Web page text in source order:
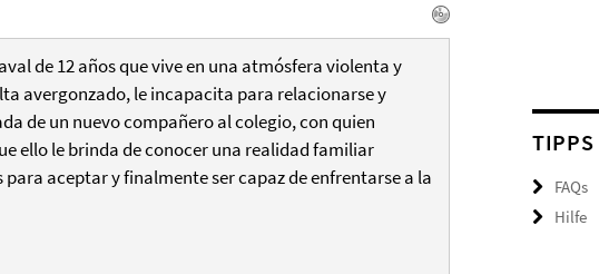
de 12 años que vive en una atmósfera violenta y
avergonzado, le incapacita para relacionarse y
de un nuevo compañero al colegio, con quien
ello le brinda de conocer una realidad familiar
aceptar y finalmente ser capaz de enfrentarse a la
TIPPS
FAQs
Hilfe